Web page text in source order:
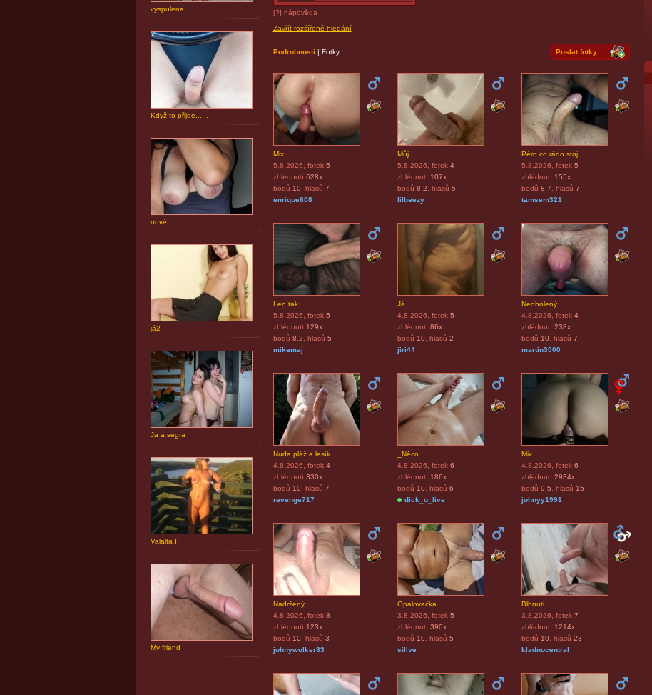
vyspulena
Když to přijde......
nové
já2
Ja a segra
Valalta II
My friend
[?] nápověda
Zavřít rozšířené hledání
Poslat fotky
Podrobnosti | Fotky
Mix
5.8.2026 , fotek 5
zhlédnutí 628x
bodů 10, hlasů 7
enrique808
Můj
5.8.2026 , fotek 4
zhlédnutí 107x
bodů 8.2 , hlasů 5
lilbeezy
Péro co rádo stoj...
5.8.2026 , fotek 5
zhlédnutí 155x
bodů 8.7 , hlasů 7
tamsem321
Len tak
5.8.2026 , fotek 5
zhlédnutí 129x
bodů 8.2 , hlasů 5
mikemaj
Já
4.8.2026 , fotek 5
zhlédnutí 86x
bodů 10, hlasů 2
jiri44
Neoholený
4.8.2026 , fotek 4
zhlédnutí 238x
bodů 10, hlasů 7
martin3000
Nuda pláž a lesík...
4.8.2026 , fotek 4
zhlédnutí 330x
bodů 10, hlasů 7
revenge717
_Něco..
4.8.2026 , fotek 6
zhlédnutí 186x
bodů 10, hlasů 6
dick_o_live
Mix
4.8.2026 , fotek 6
zhlédnutí 2934x
bodů 9.5 , hlasů 15
johnyy1991
Nadržený
4.8.2026 , fotek 8
zhlédnutí 123x
bodů 10, hlasů 3
johnywolker33
Opalovačka
3.8.2026 , fotek 5
zhlédnutí 390x
bodů 10, hlasů 5
sillve
Blbnuti
3.8.2026 , fotek 7
zhlédnutí 1214x
bodů 10, hlasů 23
kladnocentral